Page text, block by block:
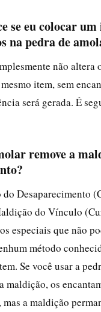
se eu colocar
na pedra de
não altera
item, sem
será gerada. É
remove a
Desaparecimento
do Vínculo
especiais que não
método
Se você usar a
maldição, os
a maldição